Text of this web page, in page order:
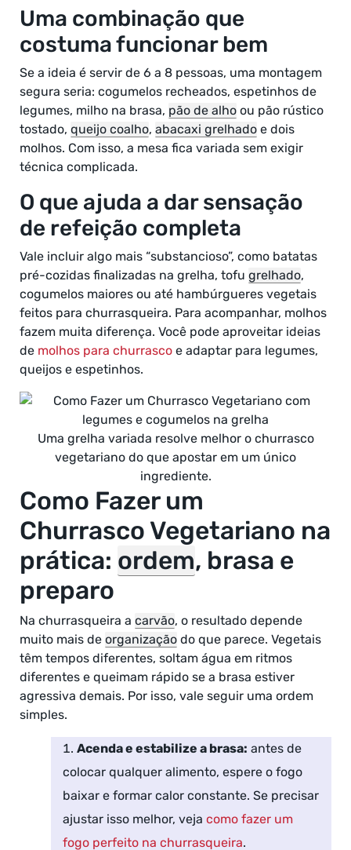
Uma combinação que
costuma funcionar bem
Se a ideia é servir de 6 a 8 pessoas, uma montagem
segura seria: cogumelos recheados, espetinhos de
legumes, milho na brasa, pão de alho ou pão rústico
tostado, queijo coalho, abacaxi grelhado e dois
molhos. Com isso, a mesa fica variada sem exigir
técnica complicada.
O que ajuda a dar sensação
de refeição completa
Vale incluir algo mais “substancioso”, como batatas
pré-cozidas finalizadas na grelha, tofu grelhado,
cogumelos maiores ou até hambúrgueres vegetais
feitos para churrasqueira. Para acompanhar, molhos
fazem muita diferença. Você pode aproveitar ideias
de molhos para churrasco e adaptar para legumes,
queijos e espetinhos.
Uma grelha variada resolve melhor o churrasco
vegetariano do que apostar em um único
ingrediente.
Como Fazer um
Churrasco Vegetariano na
prática: ordem, brasa e
preparo
Na churrasqueira a carvão, o resultado depende
muito mais de organização do que parece. Vegetais
têm tempos diferentes, soltam água em ritmos
diferentes e queimam rápido se a brasa estiver
agressiva demais. Por isso, vale seguir uma ordem
simples.
Acenda e estabilize a brasa: antes de
colocar qualquer alimento, espere o fogo
baixar e formar calor constante. Se precisar
ajustar isso melhor, veja como fazer um
fogo perfeito na churrasqueira.